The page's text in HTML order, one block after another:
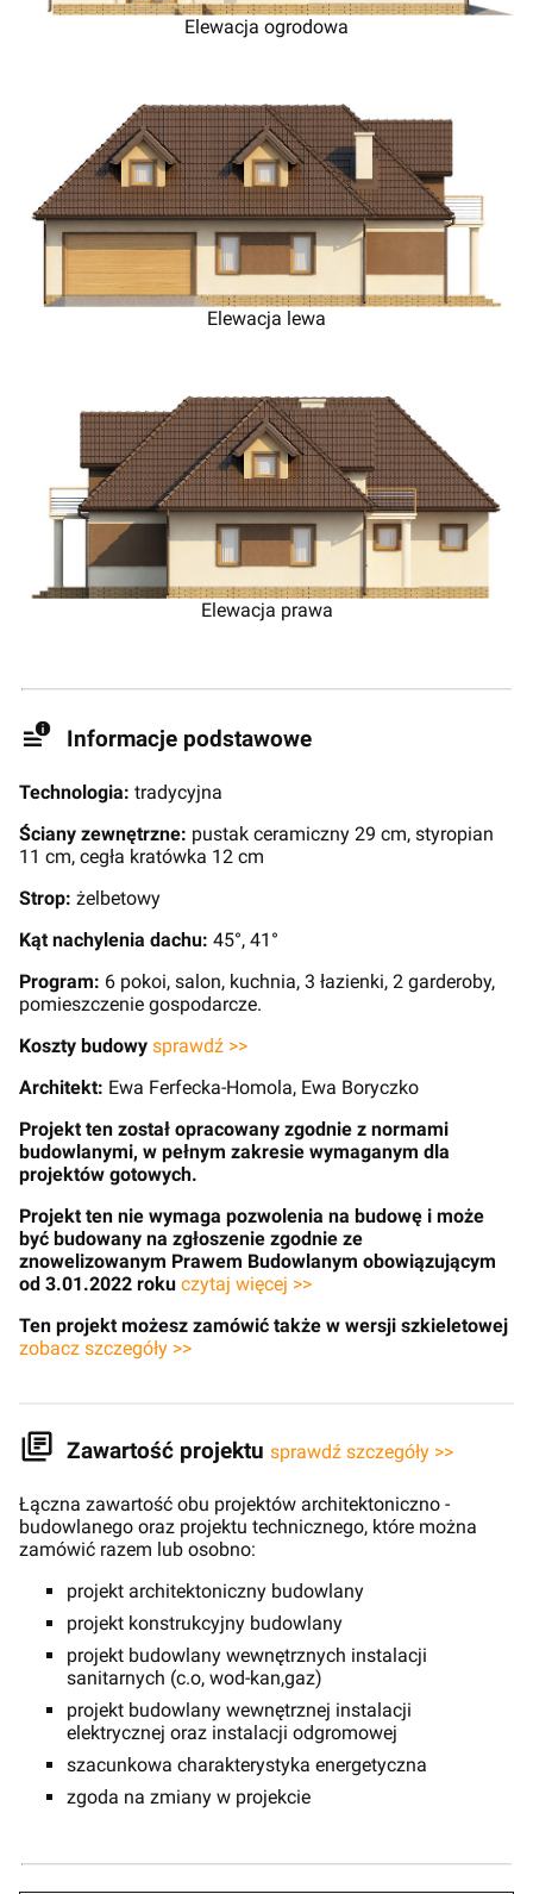
Elewacja ogrodowa
Elewacja lewa
Elewacja prawa
Informacje podstawowe
Technologia: tradycyjna
Ściany zewnętrzne: pustak ceramiczny 29 cm, styropian
11 cm, cegła kratówka 12 cm
Strop: żelbetowy
Kąt nachylenia dachu: 45°, 41°
Program: 6 pokoi, salon, kuchnia, 3 łazienki, 2 garderoby,
pomieszczenie gospodarcze.
Koszty budowy sprawdź >>
Architekt: Ewa Ferfecka-Homola, Ewa Boryczko
Projekt ten został opracowany zgodnie z normami
budowlanymi, w pełnym zakresie wymaganym dla
projektów gotowych.
Projekt ten nie wymaga pozwolenia na budowę i może
być budowany na zgłoszenie zgodnie ze
znowelizowanym Prawem Budowlanym obowiązującym
od 3.01.2022 roku czytaj więcej >>
Ten projekt możesz zamówić także w wersji szkieletowej
zobacz szczegóły >>
Zawartość projektu sprawdź szczegóły >>
Łączna zawartość obu projektów architektoniczno -
budowlanego oraz projektu technicznego, które można
zamówić razem lub osobno:
projekt architektoniczny budowlany
projekt konstrukcyjny budowlany
projekt budowlany wewnętrznych instalacji
sanitarnych (c.o, wod-kan,gaz)
projekt budowlany wewnętrznej instalacji
elektrycznej oraz instalacji odgromowej
szacunkowa charakterystyka energetyczna
zgoda na zmiany w projekcie